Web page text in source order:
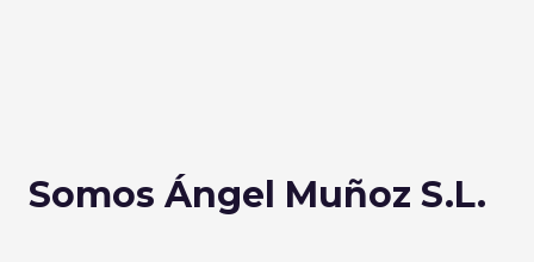
Somos Ángel Muñoz S.L.